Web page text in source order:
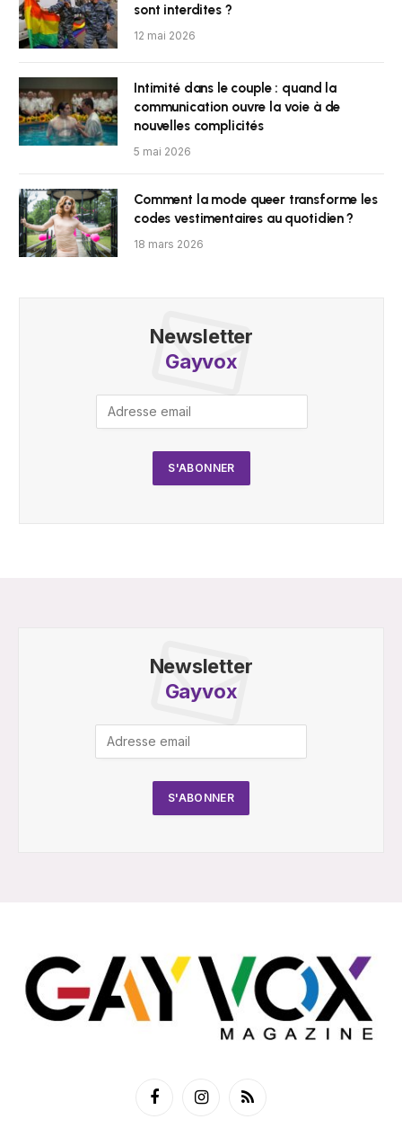
sont interdites ?
12 mai 2026
Intimité dans le couple : quand la
communication ouvre la voie à de
nouvelles complicités
5 mai 2026
Comment la mode queer transforme les
codes vestimentaires au quotidien ?
18 mars 2026
Newsletter
Gayvox
Newsletter
Gayvox
FacebookInstagramRSS